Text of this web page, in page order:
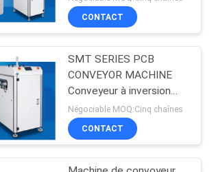
d'alliage
116
charge maximale de 245
kg
CONTACT
SMT SERIES PCB
CONVEYOR MACHINE
Conveyeur à inversion
pour PCB Taille L*W
80x50-510x350mm et
direction L-R/R-L
Négociable MOQ:Cinq chaînes
CONTACT